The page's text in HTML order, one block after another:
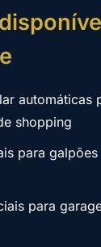
automáticas
shopping
para
para